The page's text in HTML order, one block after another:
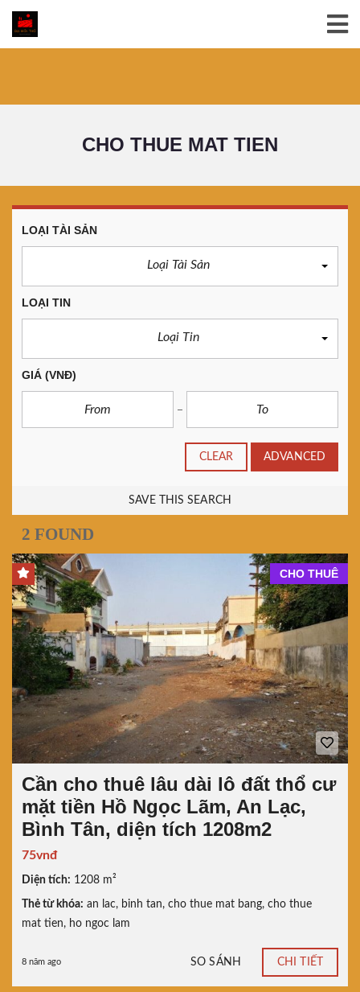
CHO THUE MAT TIEN
LOẠI TÀI SẢN
Loại Tài Sản
LOẠI TIN
Loại Tin
GIÁ (VNĐ)
CLEAR ADVANCED
SAVE THIS SEARCH
2 FOUND
CHO THUÊ
Cần cho thuê lâu dài lô đất thổ cư
mặt tiền Hồ Ngọc Lãm, An Lạc,
Bình Tân, diện tích 1208m2
75vnđ
Diện tích: 1208 m²
Thẻ từ khóa: an lac, binh tan, cho thue mat bang, cho thue
mat tien, ho ngoc lam
8 năm ago SO SÁNH CHI TIẾT